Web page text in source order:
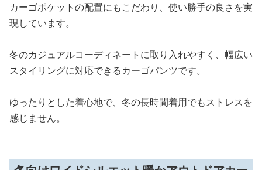
カーゴポケットの配置にもこだわり、使い勝手の良さを実
現しています。
冬のカジュアルコーディネートに取り入れやすく、幅広い
スタイリングに対応できるカーゴパンツです。
ゆったりとした着心地で、冬の長時間着用でもストレスを
感じません。